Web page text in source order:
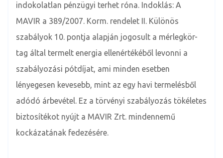
indokolatlan pénzügyi terhet róna. Indoklás: A
MAVIR a 389/2007. Korm. rendelet II. Különös
szabályok 10. pontja alapján jogosult a mérlegkör-
tag által termelt energia ellenértékéből levonni a
szabályozási pótdíjat, ami minden esetben
lényegesen kevesebb, mint az egy havi termelésből
adódó árbevétel. Ez a törvényi szabályozás tökéletes
biztosítékot nyújt a MAVIR Zrt. mindennemű
kockázatának fedezésére.